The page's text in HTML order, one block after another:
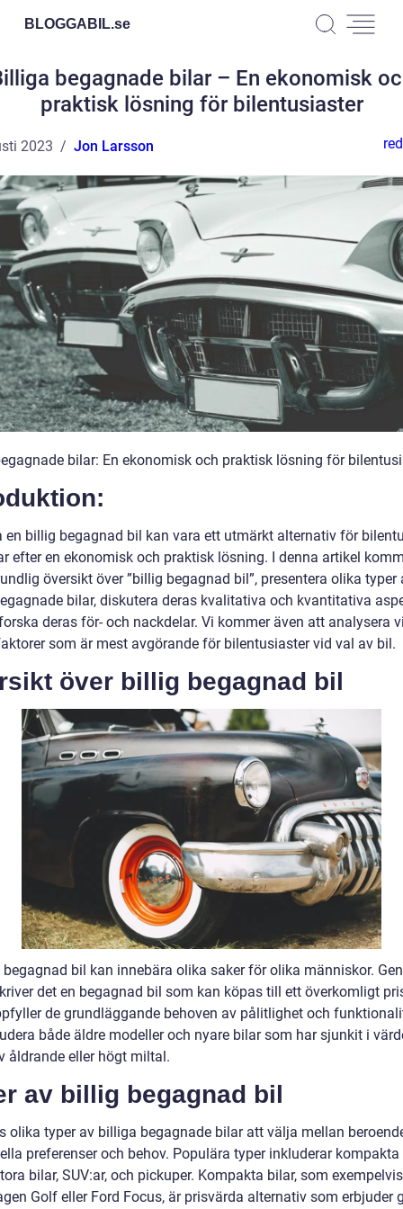
BLOGGABIL.se
begagnade bilar – En ekonomisk
praktisk lösning för bilentusiaster
2023 Jon Larsson
bilar: En ekonomisk och praktisk lösning för
en billig begagnad bil kan vara ett utmärkt alternativ för
efter en ekonomisk och praktisk lösning. I denna artikel
översikt över ”billig begagnad bil”, presentera olika typer
bilar, diskutera deras kvalitativa och kvantitativa
deras för- och nackdelar. Vi kommer även att analysera
som är mest avgörande för bilentusiaster vid val av bil.
över billig begagnad bil
bil kan innebära olika saker för olika människor.
det en begagnad bil som kan köpas till ett överkomligt
de grundläggande behoven av pålitlighet och
både äldre modeller och nyare bilar som har sjunkit i
åldrande eller högt miltal.
av billig begagnad bil
olika typer av billiga begagnade bilar att välja mellan
preferenser och behov. Populära typer inkluderar kompakta
bilar, SUV:ar, och pickuper. Kompakta bilar, som exempelvis
Golf eller Ford Focus, är prisvärda alternativ som erbjuder